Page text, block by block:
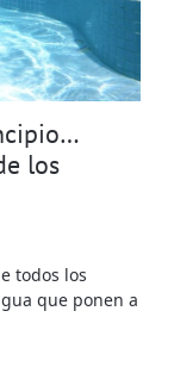
los
todos los
que ponen a